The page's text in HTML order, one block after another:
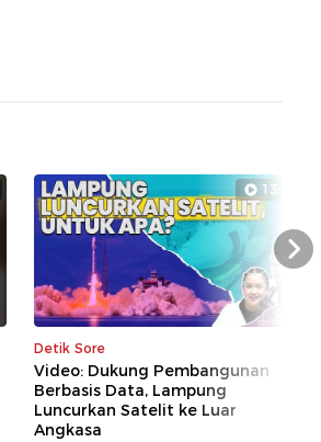
13:28
Detik Sore
Video: Dukung Pembangunan
Berbasis Data, Lampung
Luncurkan Satelit ke Luar
Angkasa
Next